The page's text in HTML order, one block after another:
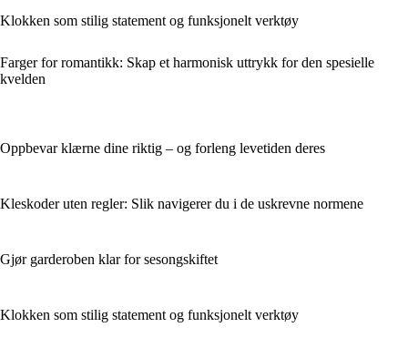
Klokken som stilig statement og funksjonelt verktøy
Farger for romantikk: Skap et harmonisk uttrykk for den spesielle
kvelden
Oppbevar klærne dine riktig – og forleng levetiden deres
Kleskoder uten regler: Slik navigerer du i de uskrevne normene
Gjør garderoben klar for sesongskiftet
Klokken som stilig statement og funksjonelt verktøy